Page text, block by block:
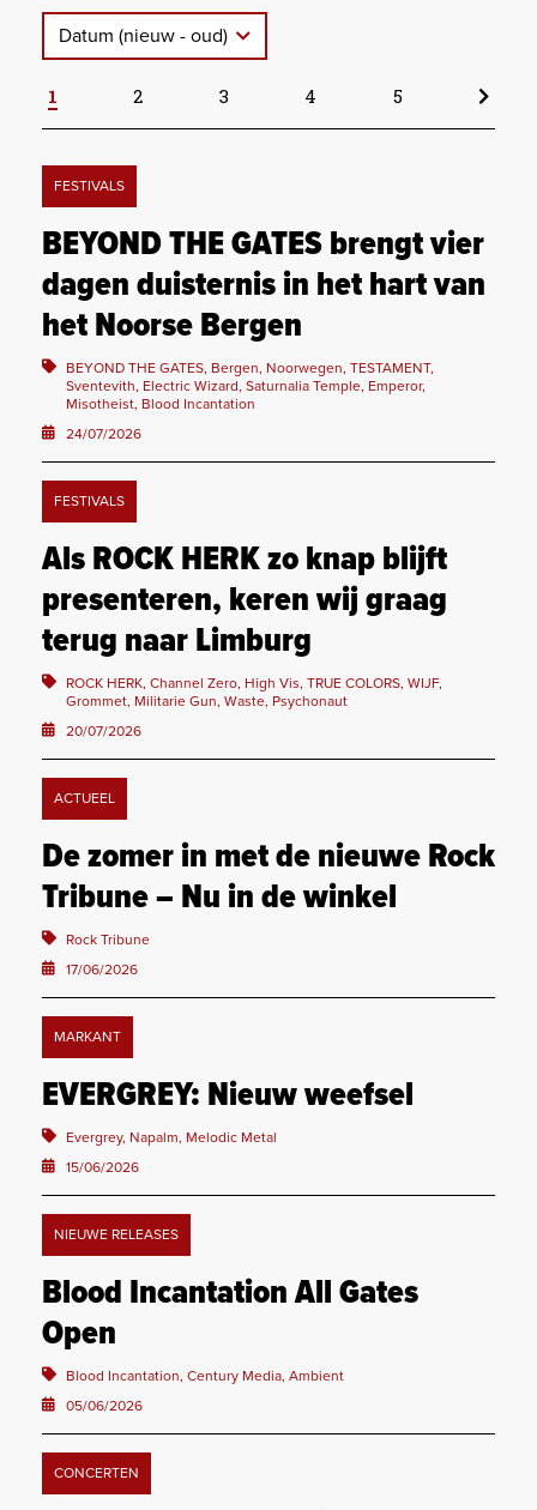
Datum (nieuw - oud)
1 2 3 4 5
FESTIVALS
BEYOND THE GATES brengt vier
dagen duisternis in het hart van
het Noorse Bergen
BEYOND THE GATES, Bergen, Noorwegen, TESTAMENT,
Sventevith, Electric Wizard, Saturnalia Temple, Emperor,
Misotheist, Blood Incantation
24/07/2026
FESTIVALS
Als ROCK HERK zo knap blijft
presenteren, keren wij graag
terug naar Limburg
ROCK HERK, Channel Zero, High Vis, TRUE COLORS, WIJF,
Grommet, Militarie Gun, Waste, Psychonaut
20/07/2026
ACTUEEL
De zomer in met de nieuwe Rock
Tribune – Nu in de winkel
Rock Tribune
17/06/2026
MARKANT
EVERGREY: Nieuw weefsel
Evergrey, Napalm, Melodic Metal
15/06/2026
NIEUWE RELEASES
Blood Incantation All Gates
Open
Blood Incantation, Century Media, Ambient
05/06/2026
CONCERTEN